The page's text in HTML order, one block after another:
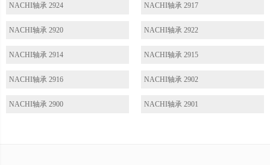
NACHI轴承 2924 NACHI轴承 2917
NACHI轴承 2920 NACHI轴承 2922
NACHI轴承 2914 NACHI轴承 2915
NACHI轴承 2916 NACHI轴承 2902
NACHI轴承 2900 NACHI轴承 2901